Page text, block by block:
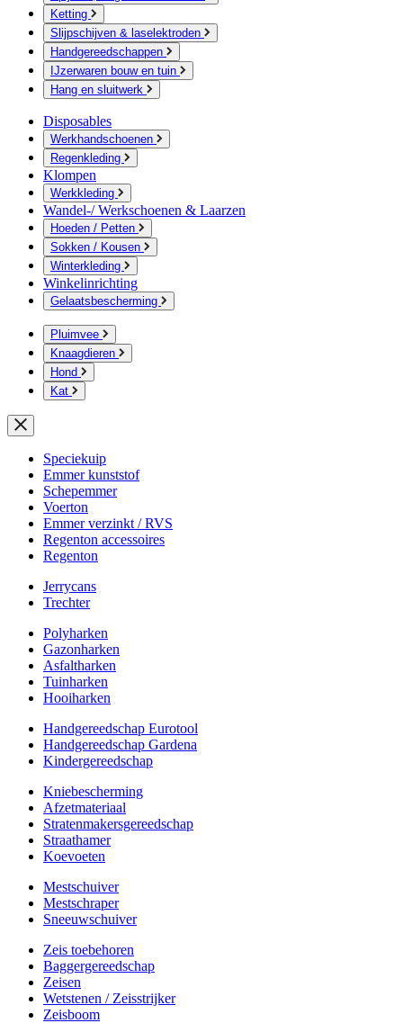
Ketting
Slijpschijven & laselektroden
Handgereedschappen
IJzerwaren bouw en tuin
Hang en sluitwerk
Disposables
Werkhandschoenen
Regenkleding
Klompen
Werkkleding
Wandel-/ Werkschoenen & Laarzen
Hoeden / Petten
Sokken / Kousen
Winterkleding
Winkelinrichting
Gelaatsbescherming
Pluimvee
Knaagdieren
Hond
Kat
Speciekuip
Emmer kunststof
Schepemmer
Voerton
Emmer verzinkt / RVS
Regenton accessoires
Regenton
Jerrycans
Trechter
Polyharken
Gazonharken
Asfaltharken
Tuinharken
Hooiharken
Handgereedschap Eurotool
Handgereedschap Gardena
Kindergereedschap
Kniebescherming
Afzetmateriaal
Stratenmakersgereedschap
Straathamer
Koevoeten
Mestschuiver
Mestschraper
Sneeuwschuiver
Zeis toebehoren
Baggergereedschap
Zeisen
Wetstenen / Zeisstrijker
Zeisboom